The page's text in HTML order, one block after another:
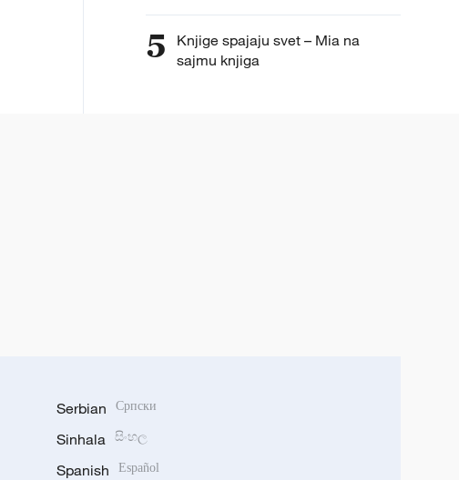
5
Knjige spajaju svet – Mia na
sajmu knjiga
Serbian Српски
Sinhala සිංහල
Spanish Español